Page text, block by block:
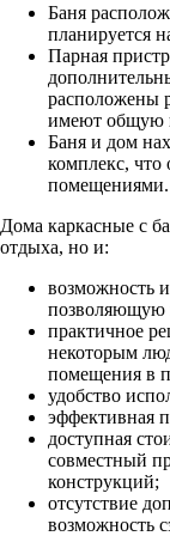
Баня
планируется
Парная
расположены
имеют общую
Баня и дом
комплекс, что
помещениями.
Дома каркасные с
отдыха, но и:
возможность
позволяющую
практичное
некоторым
помещения в
удобство
эффективная
доступная
совместный
конструкций;
отсутствие
возможность